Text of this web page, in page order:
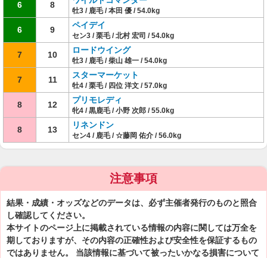
6 8
牡3 / 鹿毛 / 本田 優 / 54.0kg
6 9 ペイデイ
セン3 / 栗毛 / 北村 宏司 / 54.0kg
7 10 ロードウイング
牡3 / 鹿毛 / 柴山 雄一 / 54.0kg
7 11 スターマーケット
牡4 / 栗毛 / 四位 洋文 / 57.0kg
8 12 プリモレディ
牝4 / 黒鹿毛 / 小野 次郎 / 55.0kg
8 13 リネンドン
セン4 / 鹿毛 / ☆藤岡 佑介 / 56.0kg
注意事項
結果・成績・オッズなどのデータは、必ず主催者発行のものと照合
し確認してください。
本サイトのページ上に掲載されている情報の内容に関しては万全を
期しておりますが、その内容の正確性および安全性を保証するもの
ではありません。 当該情報に基づいて被ったいかなる損害について